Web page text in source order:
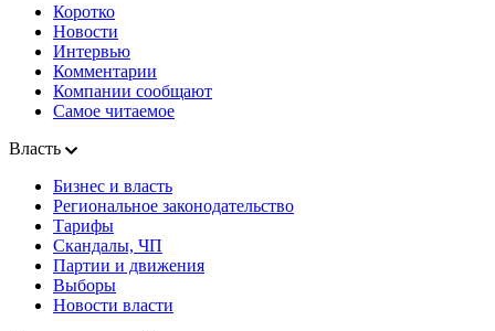
Коротко
Новости
Интервью
Комментарии
Компании сообщают
Самое читаемое
Власть
Бизнес и власть
Региональное законодательство
Тарифы
Скандалы, ЧП
Партии и движения
Выборы
Новости власти